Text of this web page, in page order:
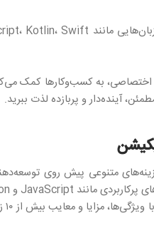
به کسب‌وکارها کمک
آینده‌دار و پربازده لذت ببرید.
متنوعی پیش روی